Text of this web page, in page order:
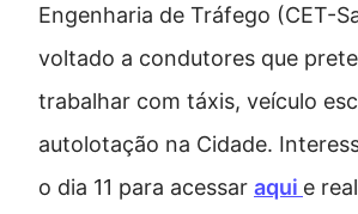
Engenharia de Tráfego (CET-
voltado a condutores que
trabalhar com táxis, veículo
autolotação na Cidade.
o dia 11 para acessar aqui e